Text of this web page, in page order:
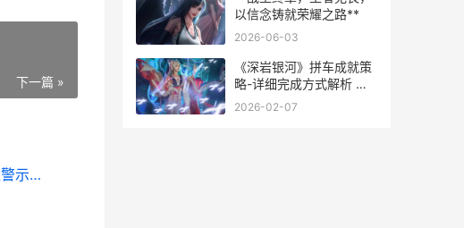
下一篇 »
**王者荣耀怎么盗号，一个资深玩家的防盗警示录，副标题，揭开网络黑手的欺诈陷阱**
以信念铸就荣耀之路**
2026-06-03
《深岩银河》拼车成就策
略-详细完成方式解析 深
岩银河 游民星空
2026-02-07